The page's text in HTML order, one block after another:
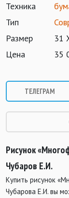
Техника
Тип
Размер
31
Цена
35
ТЕЛЕГРАМ
Рисунок
Чубаров Е.И.
Купить рисунок
Чубарова Е.И. вы